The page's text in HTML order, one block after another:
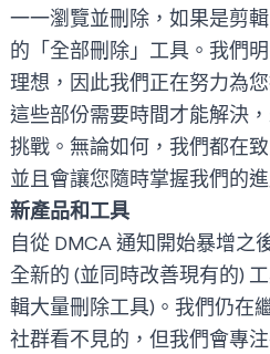
一一瀏覽並刪除，如果是剪
的「全部刪除」工具。我們
理想，因此我們正在努力為
這些部份需要時間才能解決
挑戰。無論如何，我們都在
並且會讓您隨時掌握我們的進
新產品和工具
自從 DMCA 通知開始暴增之
全新的 (並同時改善現有的)
輯大量刪除工具)。我們仍在
社群看不見的，但我們會專